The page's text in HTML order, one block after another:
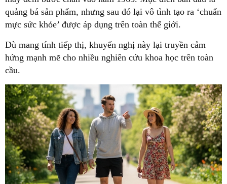
quảng bá sản phẩm, nhưng sau đó lại vô tình tạo ra ‘chuẩn
mực sức khỏe’ được áp dụng trên toàn thế giới.
Dù mang tính tiếp thị, khuyến nghị này lại truyền cảm
hứng mạnh mẽ cho nhiều nghiên cứu khoa học trên toàn
cầu.